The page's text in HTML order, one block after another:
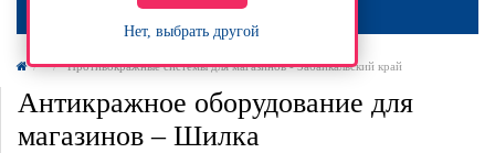
Нет, выбрать другой
МЕНЮ
Противокражные системы для магазинов - Забайкальский край
Антикражное оборудование для
магазинов – Шилка